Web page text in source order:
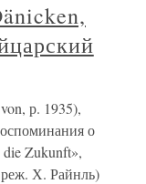
р. 1935),
о
Zukunft»,
Х. Райнль)